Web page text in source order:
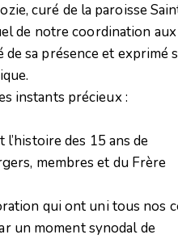
curé de la paroisse
de notre coordination aux
sa présence et exprimé
instants précieux :
des 15 ans de
membres et du Frère
qui ont uni tous nos
un moment synodal de